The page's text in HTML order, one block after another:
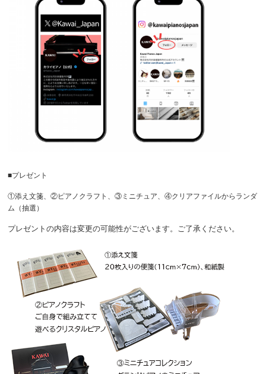
■プレゼント
①添え文箋、②ピアノクラフト、③ミニチュア、④クリアファイルからランダ
ム（抽選）
プレゼントの内容は変更の可能性がございます。ご了承ください。